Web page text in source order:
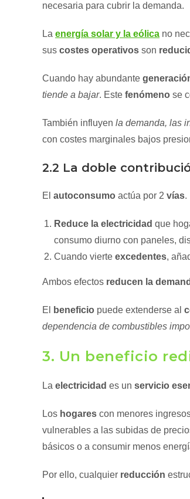
necesaria para cubrir la demanda.
La energía solar y la eólica no
sus costes operativos son
Cuando hay abundante
tiende a bajar. Este fenómeno se
También influyen la demanda, las
con costes marginales bajos
2.2 La doble
El autoconsumo actúa por 2 vías.
Reduce la electricidad que
consumo diurno con paneles,
Cuando vierte excedentes,
Ambos efectos reducen la
El beneficio puede extenderse al
dependencia de combustibles
3. Un beneficio
La electricidad es un servicio
Los hogares con menores
vulnerables a las subidas de
básicos o a consumir menos
Por ello, cualquier reducción